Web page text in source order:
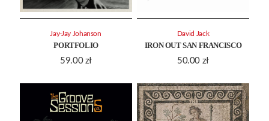
PORTFOLIO
59.00 zł
Jay-Jay Johanson
IRON OUT SAN FRANCISCO
50.00 zł
David Jack